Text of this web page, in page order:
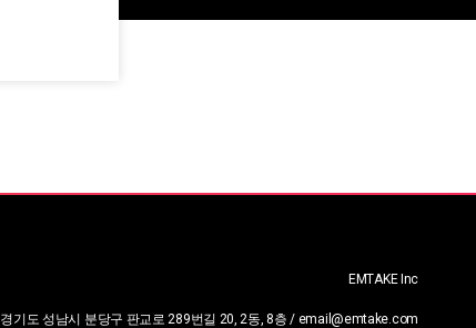
EMTAKE Inc
경기도 성남시 분당구 판교로 289번길 20, 2동, 8층 / email@emtake.com